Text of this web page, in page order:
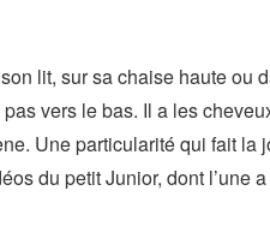
lit, sur sa chaise haute ou
vers le bas. Il a les
Une particularité qui fait la
du petit Junior, dont l’une